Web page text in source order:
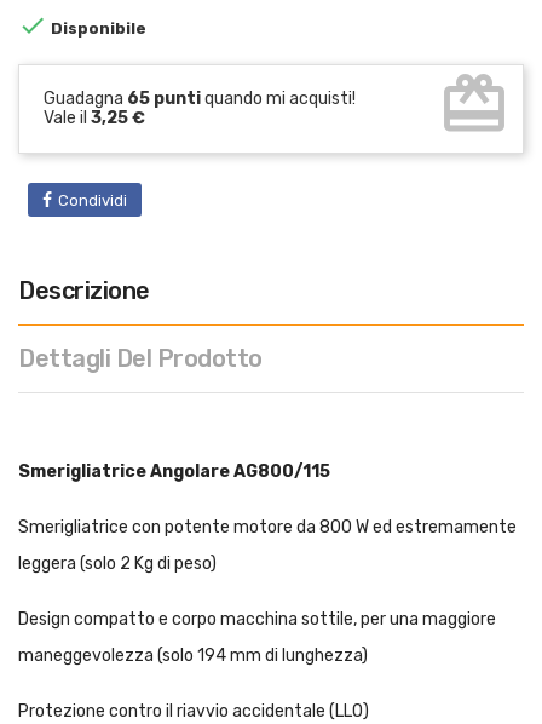
 Disponibile
Guadagna 65 puntiquando mi acquisti!
Vale il 3,25 € card_giftcard
Condividi
Descrizione
Dettagli Del Prodotto
Smerigliatrice Angolare AG800/115
Smerigliatrice con potente motore da 800 W ed estremamente
leggera (solo 2 Kg di peso)
Design compatto e corpo macchina sottile, per una maggiore
maneggevolezza (solo 194 mm di lunghezza)
Protezione contro il riavvio accidentale (LLO)